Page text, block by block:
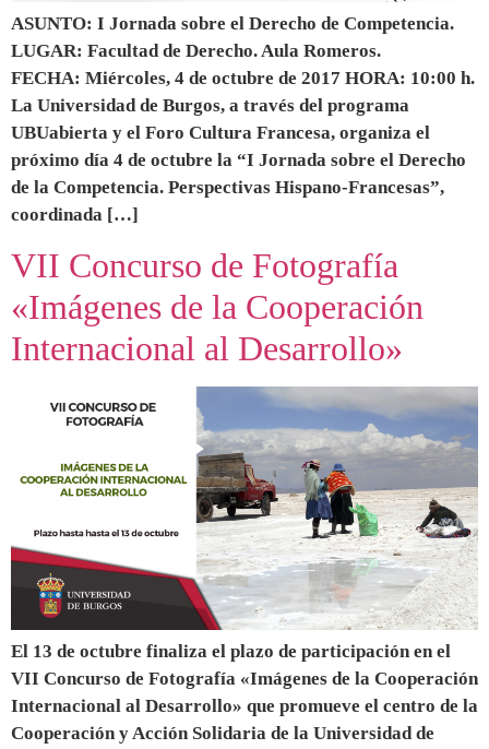
ASUNTO: I Jornada sobre el Derecho de Competencia.
LUGAR: Facultad de Derecho. Aula Romeros.
FECHA: Miércoles, 4 de octubre de 2017 HORA: 10:00 h.
La Universidad de Burgos, a través del programa
UBUabierta y el Foro Cultura Francesa, organiza el
próximo día 4 de octubre la “I Jornada sobre el Derecho
de la Competencia. Perspectivas Hispano-Francesas”,
coordinada […]
VII Concurso de Fotografía
«Imágenes de la Cooperación
Internacional al Desarrollo»
El 13 de octubre finaliza el plazo de participación en el
VII Concurso de Fotografía «Imágenes de la Cooperación
Internacional al Desarrollo» que promueve el centro de la
Cooperación y Acción Solidaria de la Universidad de